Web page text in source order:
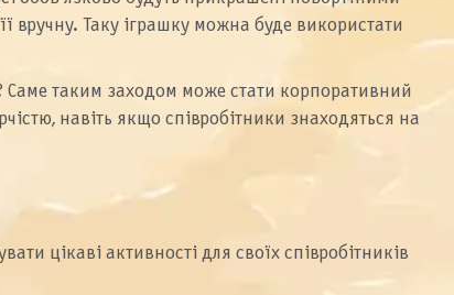
вручну. Таку іграшку можна буде використати
Саме таким заходом може стати корпоративний
навіть якщо співробітники знаходяться на
цікаві активності для своїх співробітників